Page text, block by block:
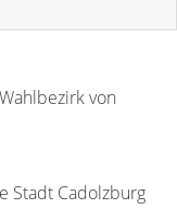
von
Stadt Cadolzburg